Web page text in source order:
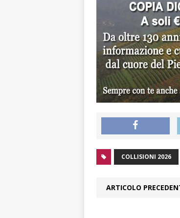
COLLISIONI 2026
ARTICOLO